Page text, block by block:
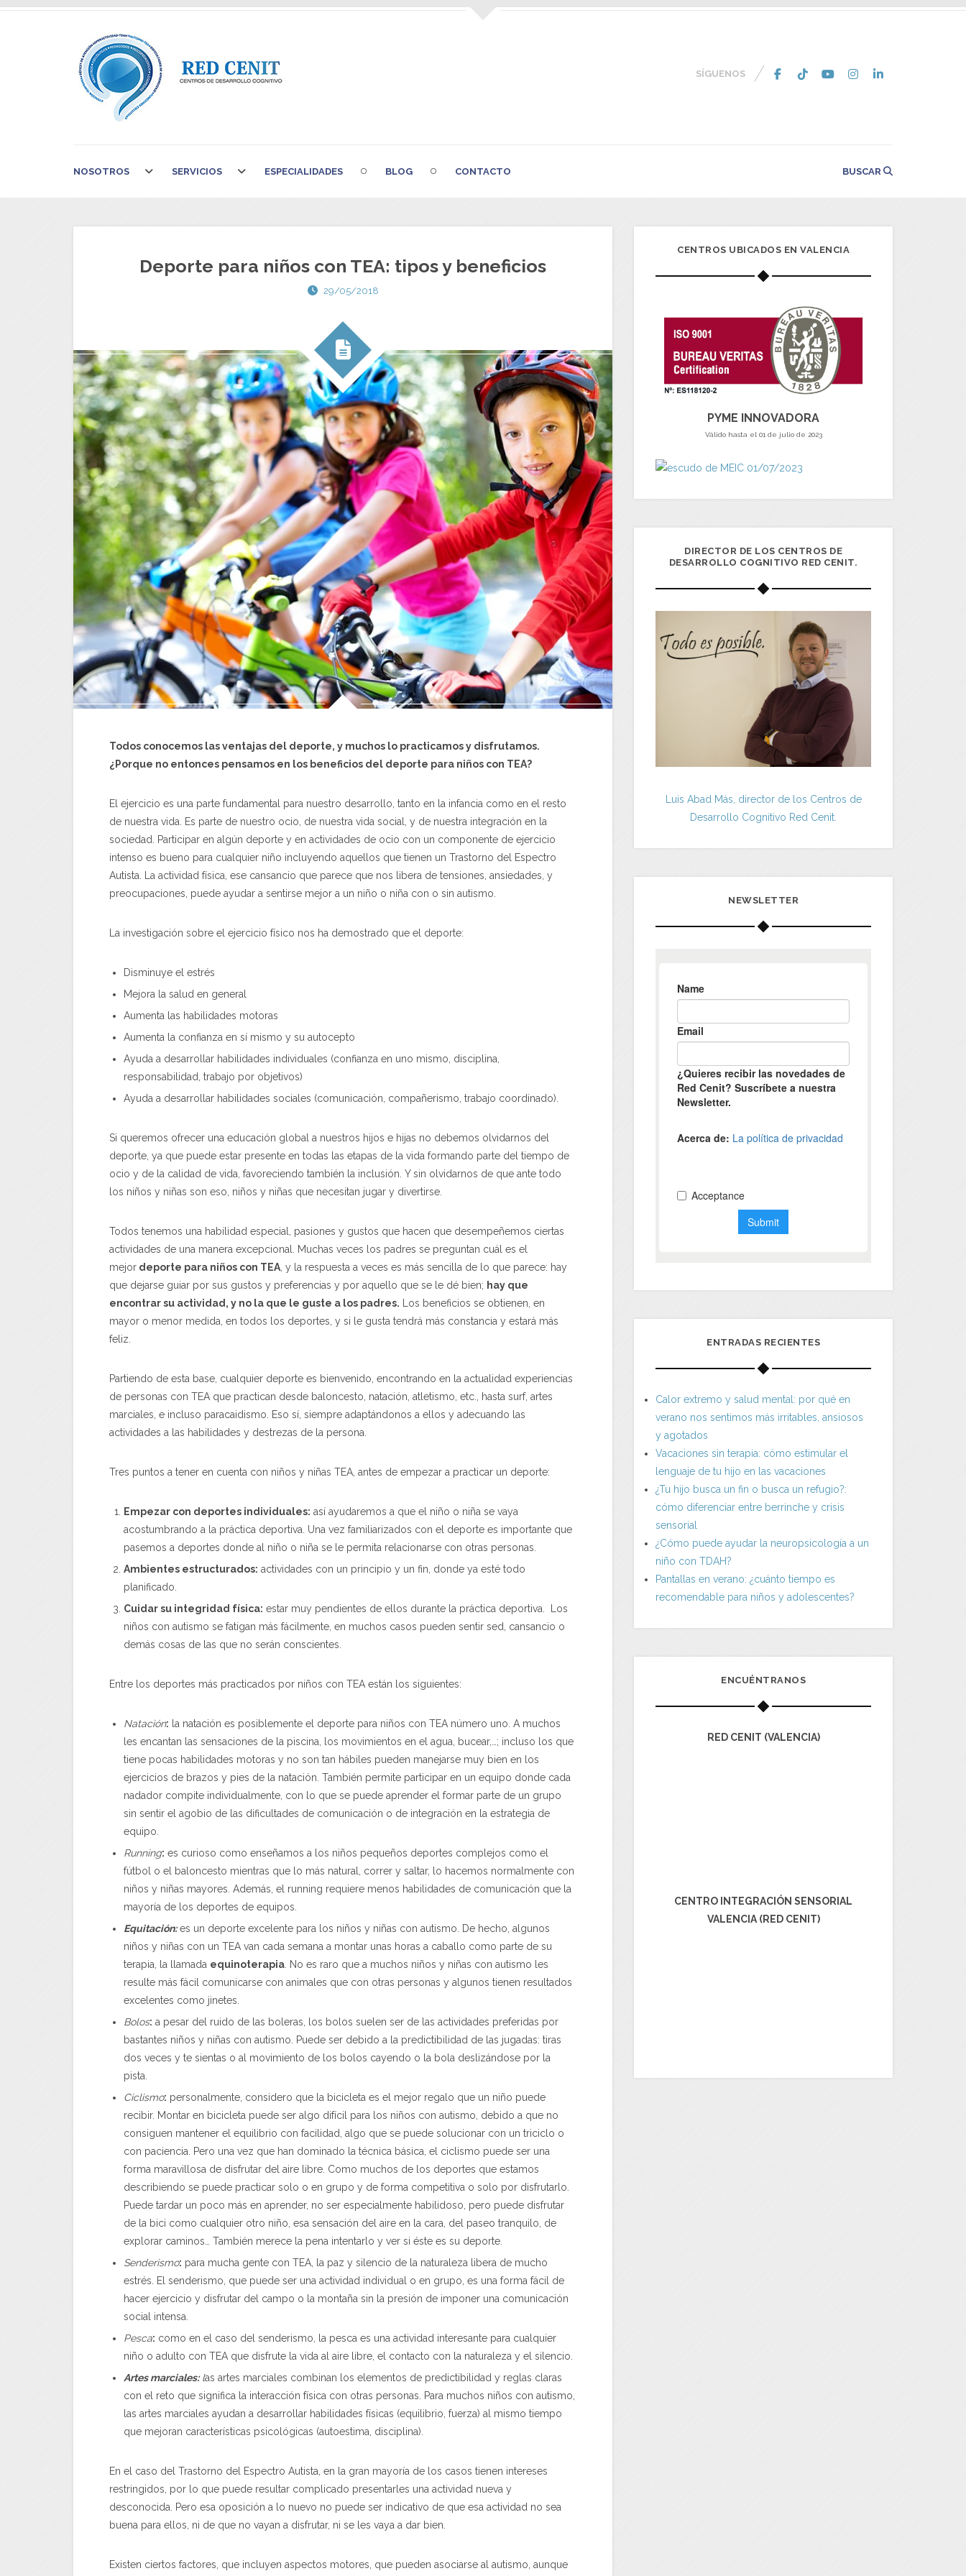
SÍGUENOS
NOSOTROS SERVICIOS ESPECIALIDADES BLOG CONTACTO BUSCAR
Deporte para niños con TEA: tipos y beneficios
29/05/2018
Todos conocemos las ventajas del deporte, y muchos lo practicamos y disfrutamos.
¿Porque no entonces pensamos en los beneficios del deporte para niños con TEA?
El ejercicio es una parte fundamental para nuestro desarrollo, tanto en la infancia como en el resto
de nuestra vida. Es parte de nuestro ocio, de nuestra vida social, y de nuestra integración en la
sociedad. Participar en algún deporte y en actividades de ocio con un componente de ejercicio
intenso es bueno para cualquier niño incluyendo aquellos que tienen un Trastorno del Espectro
Autista. La actividad física, ese cansancio que parece que nos libera de tensiones, ansiedades, y
preocupaciones, puede ayudar a sentirse mejor a un niño o niña con o sin autismo.
La investigación sobre el ejercicio físico nos ha demostrado que el deporte:
Disminuye el estrés
Mejora la salud en general
Aumenta las habilidades motoras
Aumenta la confianza en sí mismo y su autocepto
Ayuda a desarrollar habilidades individuales (confianza en uno mismo, disciplina,
responsabilidad, trabajo por objetivos)
Ayuda a desarrollar habilidades sociales (comunicación, compañerismo, trabajo coordinado).
Si queremos ofrecer una educación global a nuestros hijos e hijas no debemos olvidarnos del
deporte, ya que puede estar presente en todas las etapas de la vida formando parte del tiempo de
ocio y de la calidad de vida, favoreciendo también la inclusión. Y sin olvidarnos de que ante todo
los niños y niñas son eso, niños y niñas que necesitan jugar y divertirse.
Todos tenemos una habilidad especial, pasiones y gustos que hacen que desempeñemos ciertas
actividades de una manera excepcional. Muchas veces los padres se preguntan cuál es el
mejor deporte para niños con TEA, y la respuesta a veces es más sencilla de lo que parece: hay
que dejarse guiar por sus gustos y preferencias y por aquello que se le dé bien; hay que
encontrar su actividad, y no la que le guste a los padres. Los beneficios se obtienen, en
mayor o menor medida, en todos los deportes, y si le gusta tendrá más constancia y estará más
feliz.
Partiendo de esta base, cualquier deporte es bienvenido, encontrando en la actualidad experiencias
de personas con TEA que practican desde baloncesto, natación, atletismo, etc., hasta surf, artes
marciales, e incluso paracaidismo. Eso sí, siempre adaptándonos a ellos y adecuando las
actividades a las habilidades y destrezas de la persona.
Tres puntos a tener en cuenta con niños y niñas TEA, antes de empezar a practicar un deporte:
Empezar con deportes individuales: así ayudaremos a que el niño o niña se vaya
acostumbrando a la práctica deportiva. Una vez familiarizados con el deporte es importante que
pasemos a deportes donde al niño o niña se le permita relacionarse con otras personas.
Ambientes estructurados: actividades con un principio y un fin, donde ya esté todo
planificado.
Cuidar su integridad física: estar muy pendientes de ellos durante la práctica deportiva. Los
niños con autismo se fatigan más fácilmente, en muchos casos pueden sentir sed, cansancio o
demás cosas de las que no serán conscientes.
Entre los deportes más practicados por niños con TEA están los siguientes:
Natación: la natación es posiblemente el deporte para niños con TEA número uno. A muchos
les encantan las sensaciones de la piscina, los movimientos en el agua, bucear,…; incluso los que
tiene pocas habilidades motoras y no son tan hábiles pueden manejarse muy bien en los
ejercicios de brazos y pies de la natación. También permite participar en un equipo donde cada
nadador compite individualmente, con lo que se puede aprender el formar parte de un grupo
sin sentir el agobio de las dificultades de comunicación o de integración en la estrategia de
equipo.
Running: es curioso como enseñamos a los niños pequeños deportes complejos como el
fútbol o el baloncesto mientras que lo más natural, correr y saltar, lo hacemos normalmente con
niños y niñas mayores. Además, el running requiere menos habilidades de comunicación que la
mayoría de los deportes de equipos.
Equitación:es un deporte excelente para los niños y niñas con autismo. De hecho, algunos
niños y niñas con un TEA van cada semana a montar unas horas a caballo como parte de su
terapia, la llamada equinoterapia. No es raro que a muchos niños y niñas con autismo les
resulte más fácil comunicarse con animales que con otras personas y algunos tienen resultados
excelentes como jinetes.
Bolos: a pesar del ruido de las boleras, los bolos suelen ser de las actividades preferidas por
bastantes niños y niñas con autismo. Puede ser debido a la predictibilidad de las jugadas: tiras
dos veces y te sientas o al movimiento de los bolos cayendo o la bola deslizándose por la
pista.
Ciclismo: personalmente, considero que la bicicleta es el mejor regalo que un niño puede
recibir. Montar en bicicleta puede ser algo difícil para los niños con autismo, debido a que no
consiguen mantener el equilibrio con facilidad, algo que se puede solucionar con un triciclo o
con paciencia. Pero una vez que han dominado la técnica básica, el ciclismo puede ser una
forma maravillosa de disfrutar del aire libre. Como muchos de los deportes que estamos
describiendo se puede practicar solo o en grupo y de forma competitiva o solo por disfrutarlo.
Puede tardar un poco más en aprender, no ser especialmente habilidoso, pero puede disfrutar
de la bici como cualquier otro niño, esa sensación del aire en la cara, del paseo tranquilo, de
explorar caminos… También merece la pena intentarlo y ver si éste es su deporte.
Senderismo: para mucha gente con TEA, la paz y silencio de la naturaleza libera de mucho
estrés. El senderismo, que puede ser una actividad individual o en grupo, es una forma fácil de
hacer ejercicio y disfrutar del campo o la montaña sin la presión de imponer una comunicación
social intensa.
Pesca: como en el caso del senderismo, la pesca es una actividad interesante para cualquier
niño o adulto con TEA que disfrute la vida al aire libre, el contacto con la naturaleza y el silencio.
Artes marciales:las artes marciales combinan los elementos de predictibilidad y reglas claras
con el reto que significa la interacción física con otras personas. Para muchos niños con autismo,
las artes marciales ayudan a desarrollar habilidades físicas (equilibrio, fuerza) al mismo tiempo
que mejoran características psicológicas (autoestima, disciplina).
En el caso del Trastorno del Espectro Autista, en la gran mayoría de los casos tienen intereses
restringidos, por lo que puede resultar complicado presentarles una actividad nueva y
desconocida. Pero esa oposición a lo nuevo no puede ser indicativo de que esa actividad no sea
buena para ellos, ni de que no vayan a disfrutar, ni se les vaya a dar bien.
Existen ciertos factores, que incluyen aspectos motores, que pueden asociarse al autismo, aunque
CENTROS UBICADOS EN VALENCIA
PYME INNOVADORA
Válido hasta el 01 de julio de 2023
DIRECTOR DE LOS CENTROS DE
DESARROLLO COGNITIVO RED CENIT.
Luis Abad Más, director de los Centros de
Desarrollo Cognitivo Red Cenit.
NEWSLETTER
ENTRADAS RECIENTES
Calor extremo y salud mental: por qué en
verano nos sentimos más irritables, ansiosos
y agotados
Vacaciones sin terapia: cómo estimular el
lenguaje de tu hijo en las vacaciones
¿Tu hijo busca un fin o busca un refugio?:
cómo diferenciar entre berrinche y crisis
sensorial
¿Cómo puede ayudar la neuropsicología a un
niño con TDAH?
Pantallas en verano: ¿cuánto tiempo es
recomendable para niños y adolescentes?
ENCUÉNTRANOS
RED CENIT (VALENCIA)
CENTRO INTEGRACIÓN SENSORIAL
VALENCIA (RED CENIT)